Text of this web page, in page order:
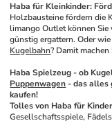
Haba für Kleinkinder:
Holzbausteine fördern die
limango Outlet können Sie
Kugelbahn? Damit
Puppenwagen - das alles
kaufen!
Tolles von Haba für
Gesellschaftsspiele,